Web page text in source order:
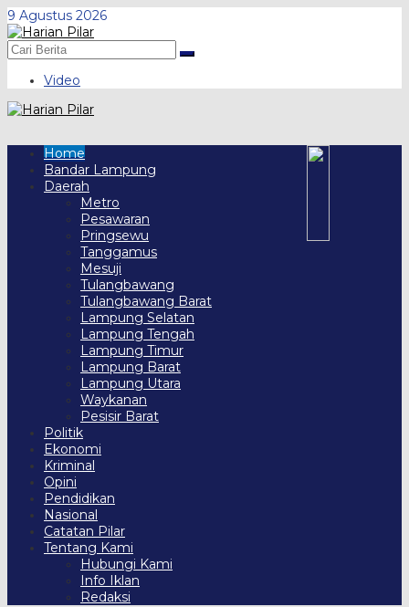
Skip
to
content
9 Agustus 2026
Video
Home
Bandar Lampung
Daerah
Metro
Pesawaran
Pringsewu
Tanggamus
Mesuji
Tulangbawang
Tulangbawang Barat
Lampung Selatan
Lampung Tengah
Lampung Timur
Lampung Barat
Lampung Utara
Waykanan
Pesisir Barat
Politik
Ekonomi
Kriminal
Opini
Pendidikan
Nasional
Catatan Pilar
Tentang Kami
Hubungi Kami
Info Iklan
Redaksi